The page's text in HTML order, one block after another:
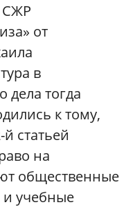
СЖР
от
в
дела тогда
к тому,
й статьей
на
общественные
учебные